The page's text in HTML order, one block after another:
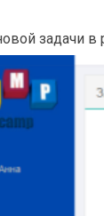
задачи в